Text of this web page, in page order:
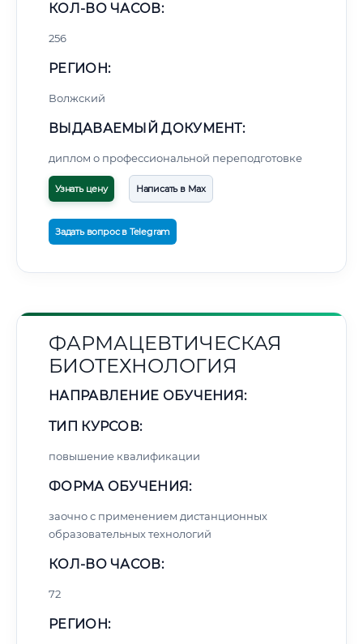
КОЛ-ВО ЧАСОВ:
256
РЕГИОН:
Волжский
ВЫДАВАЕМЫЙ ДОКУМЕНТ:
диплом о профессиональной переподготовке
Узнать цену Написать в Max
Задать вопрос в Telegram
ФАРМАЦЕВТИЧЕСКАЯ
БИОТЕХНОЛОГИЯ
НАПРАВЛЕНИЕ ОБУЧЕНИЯ:
ТИП КУРСОВ:
повышение квалификации
ФОРМА ОБУЧЕНИЯ:
заочно с применением дистанционных
образовательных технологий
КОЛ-ВО ЧАСОВ:
72
РЕГИОН: